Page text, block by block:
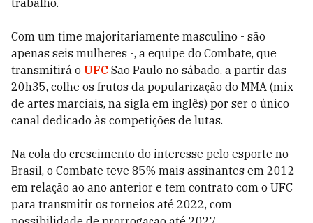
trabalho.
Com um time majoritariamente masculino - são
apenas seis mulheres -, a equipe do Combate, que
transmitirá o UFC São Paulo no sábado, a partir das
20h35, colhe os frutos da popularização do MMA (mix
de artes marciais, na sigla em inglês) por ser o único
canal dedicado às competições de lutas.
Na cola do crescimento do interesse pelo esporte no
Brasil, o Combate teve 85% mais assinantes em 2012
em relação ao ano anterior e tem contrato com o UFC
para transmitir os torneios até 2022, com